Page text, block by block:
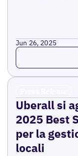
Jun 26, 2025
Read more
Uberall si
2025 Best
per la
locali